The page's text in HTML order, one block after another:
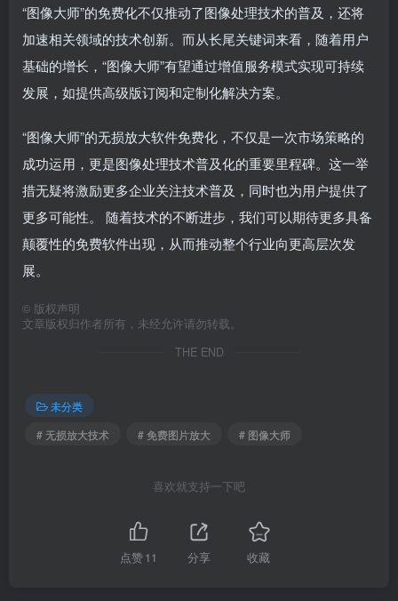
“图像大师”的免费化不仅推动了图像处理技术的普及，还将
加速相关领域的技术创新。而从长尾关键词来看，随着用户
基础的增长，“图像大师”有望通过增值服务模式实现可持续
发展，如提供高级版订阅和定制化解决方案。
“图像大师”的无损放大软件免费化，不仅是一次市场策略的
成功运用，更是图像处理技术普及化的重要里程碑。这一举
措无疑将激励更多企业关注技术普及，同时也为用户提供了
更多可能性。 随着技术的不断进步，我们可以期待更多具备
颠覆性的免费软件出现，从而推动整个行业向更高层次发
展。
© 版权声明
文章版权归作者所有，未经允许请勿转载。
THE END
未分类
# 无损放大技术
# 免费图片放大 # 图像大师
喜欢就支持一下吧
点赞11 分享 收藏